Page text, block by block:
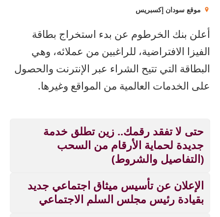
موقع سودان إكسبريس
أعلن بنك الخرطوم عن بدء استخراج بطاقة
الفيزا الافتراضية، للراغبين من عملائه، وهي
البطاقة التي تتيح الشراء عبر الإنترنت والحصول
على الخدمات العالمية من المواقع وغيرها.
حتى لا تفقد رقمك.. زين تطلق خدمة
جديدة لحماية الأرقام من السحب
(التفاصيل والشروط)
الإعلان عن تأسيس ميثاق اجتماعي جديد
بقيادة رئيس مجلس السلم الاجتماعي